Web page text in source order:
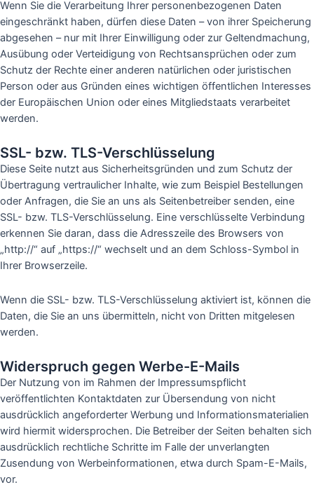
Wenn Sie die Verarbeitung Ihrer personenbezogenen Daten
eingeschränkt haben, dürfen diese Daten – von ihrer Speicherung
abgesehen – nur mit Ihrer Einwilligung oder zur Geltendmachung,
Ausübung oder Verteidigung von Rechtsansprüchen oder zum
Schutz der Rechte einer anderen natürlichen oder juristischen
Person oder aus Gründen eines wichtigen öffentlichen Interesses
der Europäischen Union oder eines Mitgliedstaats verarbeitet
werden.
SSL- bzw. TLS-Verschlüsselung
Diese Seite nutzt aus Sicherheitsgründen und zum Schutz der
Übertragung vertraulicher Inhalte, wie zum Beispiel Bestellungen
oder Anfragen, die Sie an uns als Seitenbetreiber senden, eine
SSL- bzw. TLS-Verschlüsselung. Eine verschlüsselte Verbindung
erkennen Sie daran, dass die Adresszeile des Browsers von
„http://“ auf „https://“ wechselt und an dem Schloss-Symbol in
Ihrer Browserzeile.
Wenn die SSL- bzw. TLS-Verschlüsselung aktiviert ist, können die
Daten, die Sie an uns übermitteln, nicht von Dritten mitgelesen
werden.
Widerspruch gegen Werbe-E-Mails
Der Nutzung von im Rahmen der Impressumspflicht
veröffentlichten Kontaktdaten zur Übersendung von nicht
ausdrücklich angeforderter Werbung und Informationsmaterialien
wird hiermit widersprochen. Die Betreiber der Seiten behalten sich
ausdrücklich rechtliche Schritte im Falle der unverlangten
Zusendung von Werbeinformationen, etwa durch Spam-E-Mails,
vor.